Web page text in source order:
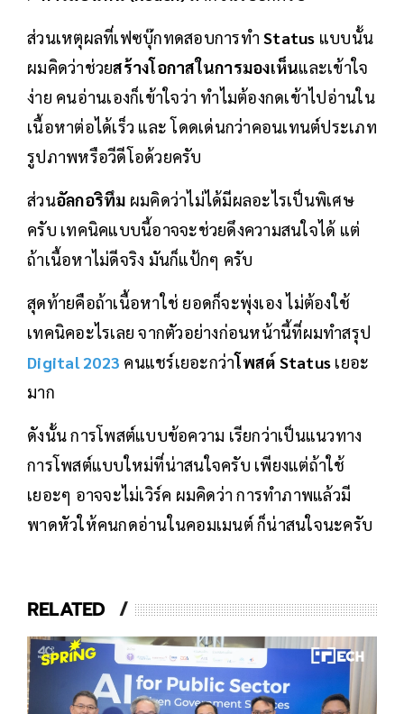
ส่วนเหตุผลที่เฟซบุ๊กทดสอบการทำ Status แบบนั้น
ผมคิดว่าช่วยสร้างโอกาสในการมองเห็นและเข้าใจ
ง่าย คนอ่านเองก็เข้าใจว่า ทำไมต้องกดเข้าไปอ่านใน
เนื้อหาต่อได้เร็ว และ โดดเด่นกว่าคอนเทนต์ประเภท
รูปภาพหรือวีดีโอด้วยครับ
ส่วนอัลกอริทึม ผมคิดว่าไม่ได้มีผลอะไรเป็นพิเศษ
ครับ เทคนิคแบบนี้อาจจะช่วยดึงความสนใจได้ แต่
ถ้าเนื้อหาไม่ดีจริง มันก็แป้กๆ ครับ
สุดท้ายคือถ้าเนื้อหาใช่ ยอดก็จะพุ่งเอง ไม่ต้องใช้
เทคนิคอะไรเลย จากตัวอย่างก่อนหน้านี้ที่ผมทำสรุป
Digital 2023 คนแชร์เยอะกว่าโพสต์ Status เยอะ
มาก
ดังนั้น การโพสต์แบบข้อความ เรียกว่าเป็นแนวทาง
การโพสต์แบบใหม่ที่น่าสนใจครับ เพียงแต่ถ้าใช้
เยอะๆ อาจจะไม่เวิร์ค ผมคิดว่า การทำภาพแล้วมี
พาดหัวให้คนกดอ่านในคอมเมนต์ ก็น่าสนใจนะครับ
RELATED